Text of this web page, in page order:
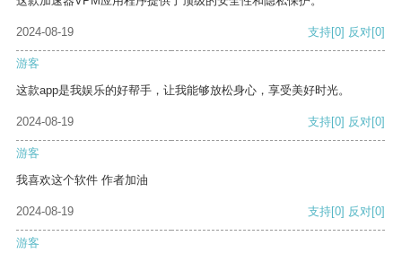
2024-08-19 支持[0] 反对[0]
游客
这款app是我娱乐的好帮手，让我能够放松身心，享受美好时光。
2024-08-19 支持[0] 反对[0]
游客
我喜欢这个软件 作者加油
2024-08-19 支持[0] 反对[0]
游客